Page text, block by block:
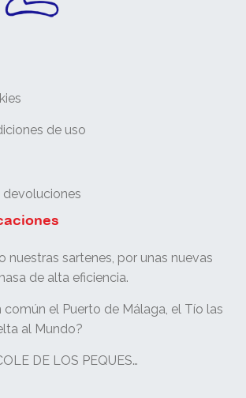
de uso
devoluciones
nuestras sartenes, por unas nuevas
de alta eficiencia.
común el Puerto de Málaga, el Tío las
al Mundo?
DE LOS PEQUES…